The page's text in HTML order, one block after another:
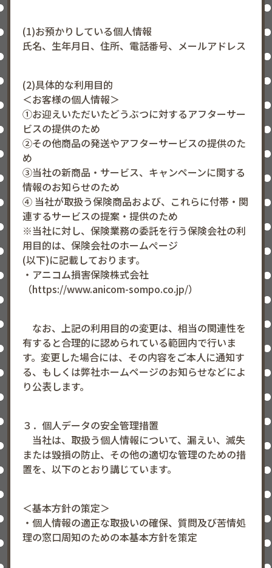
(1)お預かりしている個人情報
氏名、生年月日、住所、電話番号、メールアドレス
(2)具体的な利用目的
＜お客様の個人情報＞
①お迎えいただいたどうぶつに対するアフターサー
ビスの提供のため
②その他商品の発送やアフターサービスの提供のた
め
③当社の新商品・サービス、キャンペーンに関する
情報のお知らせのため
④ 当社が取扱う保険商品および、これらに付帯・関
連するサービスの提案・提供のため
※当社に対し、保険業務の委託を行う保険会社の利
用目的は、保険会社のホームぺージ
(以下)に記載しております。
・アニコム損害保険株式会社
（https://www.anicom-sompo.co.jp/）
なお、上記の利用目的の変更は、相当の関連性を
有すると合理的に認められている範囲内で行いま
す。変更した場合には、その内容をご本人に通知す
る、もしくは弊社ホームページのお知らせなどによ
り公表します。
３．個人データの安全管理措置
当社は、取扱う個人情報について、漏えい、滅失
または毀損の防止、その他の適切な管理のための措
置を、以下のとおり講じています。
＜基本方針の策定＞
・個人情報の適正な取扱いの確保、質問及び苦情処
理の窓口周知のための本基本方針を策定